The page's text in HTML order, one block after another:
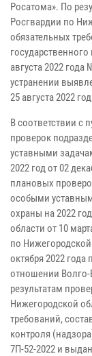
Росатома». По
Росгвардии по
обязательных
августа 2022
устранении
25 августа 2022
В соответствии с
проверок
уставными
2022 год от 02
плановых
особыми
охраны на 2022
области от 10
по Нижегородской
октября 2022
отношении Волго-
результатам
Нижегородской
требований,
контроля
7П-52-2022 и